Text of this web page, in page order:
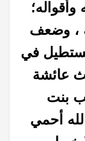
، وضعف
يستطيل في
عائشة
بنت
أحمي